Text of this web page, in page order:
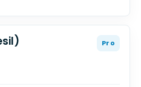
Pro